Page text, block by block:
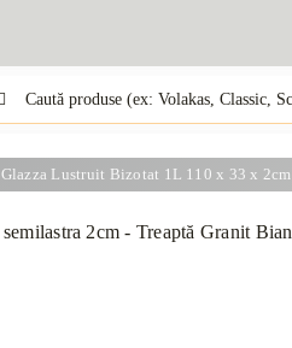
Lustruit Bizotat 1L 110 x 33 x 2cm